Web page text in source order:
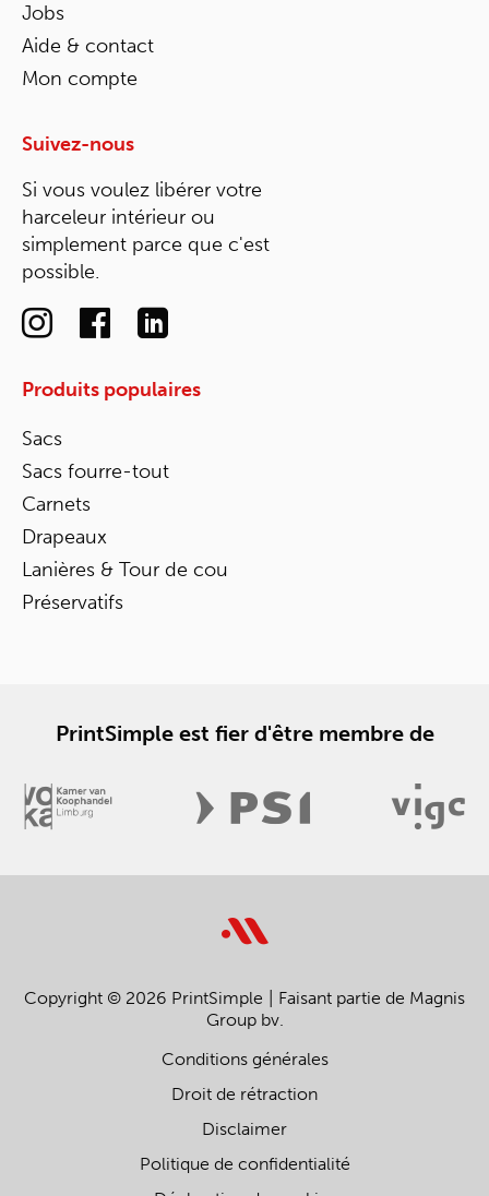
Jobs
Aide & contact
Mon compte
Suivez-nous
Si vous voulez libérer votre
harceleur intérieur ou
simplement parce que c'est
possible.
Produits populaires
Sacs
Sacs fourre-tout
Carnets
Drapeaux
Lanières & Tour de cou
Préservatifs
PrintSimple est fier d'être membre de
Copyright © 2026 PrintSimple
Faisant partie de Magnis
Group bv.
Conditions générales
Droit de rétraction
Disclaimer
Politique de confidentialité